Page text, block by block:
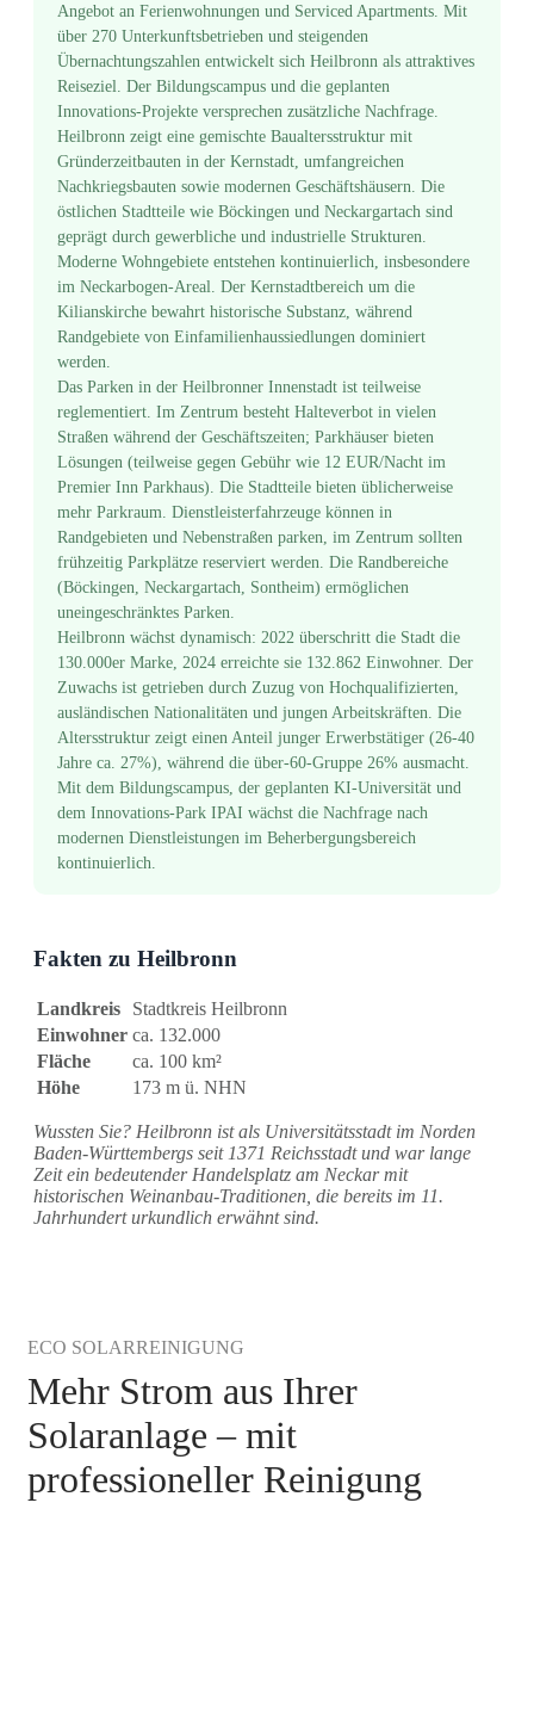
Angebot an Ferienwohnungen und Serviced Apartments. Mit
über 270 Unterkunftsbetrieben und steigenden
Übernachtungszahlen entwickelt sich Heilbronn als attraktives
Reiseziel. Der Bildungscampus und die geplanten
Innovations-Projekte versprechen zusätzliche Nachfrage.
Heilbronn zeigt eine gemischte Baualtersstruktur mit
Gründerzeitbauten in der Kernstadt, umfangreichen
Nachkriegsbauten sowie modernen Geschäftshäusern. Die
östlichen Stadtteile wie Böckingen und Neckargartach sind
geprägt durch gewerbliche und industrielle Strukturen.
Moderne Wohngebiete entstehen kontinuierlich, insbesondere
im Neckarbogen-Areal. Der Kernstadtbereich um die
Kilianskirche bewahrt historische Substanz, während
Randgebiete von Einfamilienhaussiedlungen dominiert
werden.
Das Parken in der Heilbronner Innenstadt ist teilweise
reglementiert. Im Zentrum besteht Halteverbot in vielen
Straßen während der Geschäftszeiten; Parkhäuser bieten
Lösungen (teilweise gegen Gebühr wie 12 EUR/Nacht im
Premier Inn Parkhaus). Die Stadtteile bieten üblicherweise
mehr Parkraum. Dienstleisterfahrzeuge können in
Randgebieten und Nebenstraßen parken, im Zentrum sollten
frühzeitig Parkplätze reserviert werden. Die Randbereiche
(Böckingen, Neckargartach, Sontheim) ermöglichen
uneingeschränktes Parken.
Heilbronn wächst dynamisch: 2022 überschritt die Stadt die
130.000er Marke, 2024 erreichte sie 132.862 Einwohner. Der
Zuwachs ist getrieben durch Zuzug von Hochqualifizierten,
ausländischen Nationalitäten und jungen Arbeitskräften. Die
Altersstruktur zeigt einen Anteil junger Erwerbstätiger (26-40
Jahre ca. 27%), während die über-60-Gruppe 26% ausmacht.
Mit dem Bildungscampus, der geplanten KI-Universität und
dem Innovations-Park IPAI wächst die Nachfrage nach
modernen Dienstleistungen im Beherbergungsbereich
kontinuierlich.
Fakten zu Heilbronn
Landkreis
Stadtkreis Heilbronn
Einwohner ca. 132.000
Fläche
ca. 100 km²
Höhe
173 m ü. NHN
Wussten Sie? Heilbronn ist als Universitätsstadt im Norden
Baden-Württembergs seit 1371 Reichsstadt und war lange
Zeit ein bedeutender Handelsplatz am Neckar mit
historischen Weinanbau-Traditionen, die bereits im 11.
Jahrhundert urkundlich erwähnt sind.
ECO SOLARREINIGUNG
Mehr Strom aus Ihrer
Solaranlage – mit
professioneller Reinigung